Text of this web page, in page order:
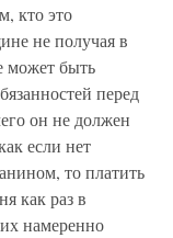
кто это
не получая в
может быть
перед
он не должен
если нет
то платить
как раз в
намеренно